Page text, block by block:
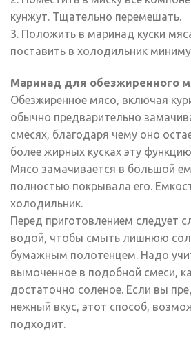
кунжут. Тщательно перемешать.
3. Положить в маринад куски
поставить в холодильник
Маринад для обезжиренного
Обезжиренное мясо, включая
обычно предварительно
смесях, благодаря чему оно
более жирных кусках эту
Мясо замачивается в большой
полностью покрывала его.
холодильник.
Перед приготовлением следует
водой, чтобы смыть лишнюю
бумажным полотенцем. Надо
вымоченное в подобной смеси,
достаточно соленое. Если вы
нежный вкус, этот способ,
подходит.